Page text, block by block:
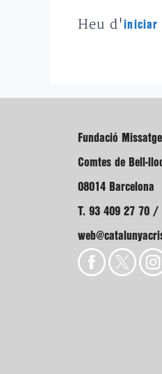
Heu d'iniciar
Fundació
Comtes de Bell-
08014 Barcelona
T. 93 409 27 70 /